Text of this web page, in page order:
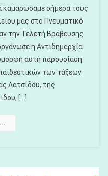
Τελετή
Βράβευσης
Αθλητών
Και
Μαθητών
καμαρώσαμε σήμερα τους
μας στο Πνευματικό
την Τελετή Βράβευσης
η Αντιδημαρχία
αυτή παρουσίαση
των τάξεων
Λατσίδου, της
[…]